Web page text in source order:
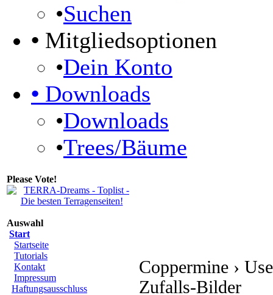
•Suchen
• Mitgliedsoptionen
•Dein Konto
• Downloads
•Downloads
•Trees/Bäume
Please Vote!
Auswahl
Start
Startseite
Tutorials
Kontakt
Impressum
Haftungsausschluss
Coppermine ›
Zufalls-Bilder